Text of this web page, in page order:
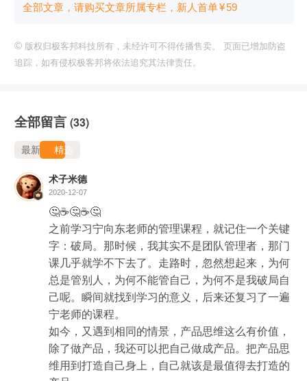
全部文章，请购买文章所属专栏 ，新⼈⾸单¥59
© 版权归极客邦科技所有，未经许可不得传播售卖。 页面已增加防盗
追踪，如有侵权极客邦将依法追究其法律责任。
全部留言 (33)
最新 精选
术子米德
2020-12-07
🤔☕️🤔☕️🤔
之前学习宁向东老师的管理课程，就记住一个关键
字：破局。那时候，我其实不是团队管理者，那门
课几乎就学不下去了。走路时，忽然想起来，为何
总是管别人，为何不能管自己，为何不是我破局自
己呢。瞬间就找到学习的意义，后来还复习了一遍
宁老师的课程。
如今，又遇到相同的情景，产品思维这么有价值，
除了做产品，我还可以把自己做成产品。把产品思
维用到打造自己身上，自己就该是最值得去打造的